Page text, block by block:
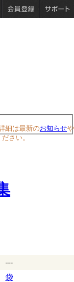
細は最新のお知らせや
さい。
---
袋